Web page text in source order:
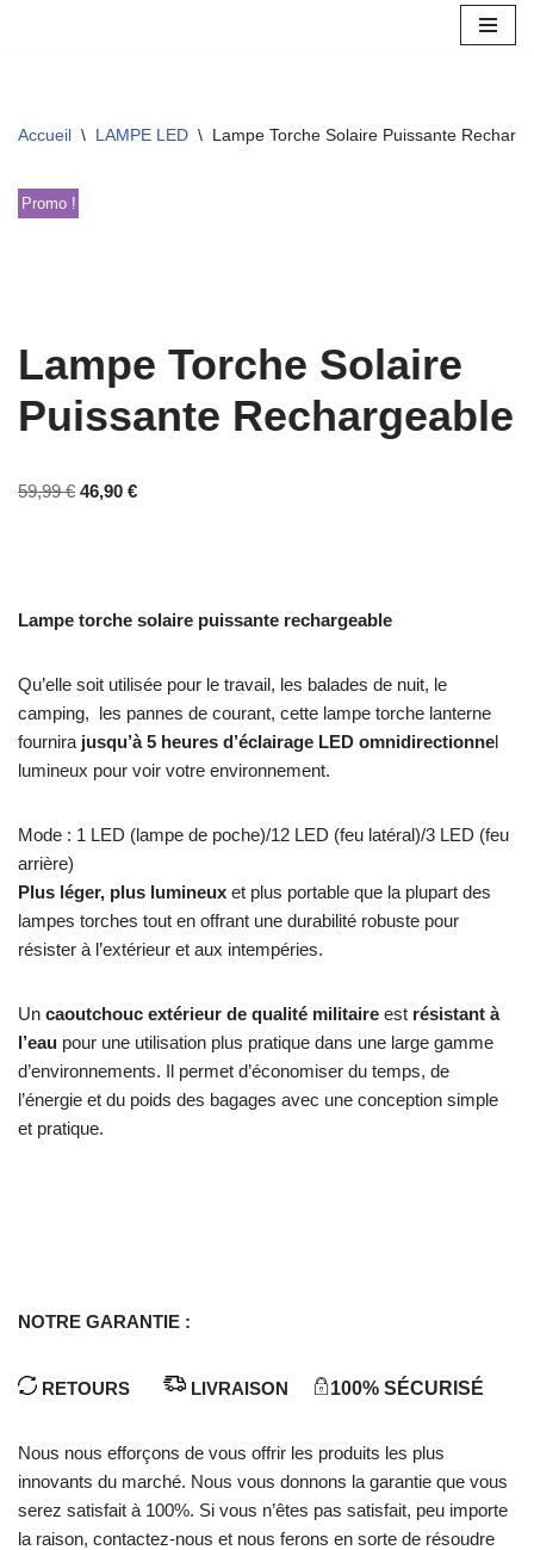
Accueil \ LAMPE LED \ Lampe Torche Solaire Puissante
Promo !
Lampe Torche Solaire
Puissante Rechargeable
59,99€ 46,90 €
Lampe torche solaire puissante rechargeable
Qu’elle soit utilisée pour le travail, les balades de nuit, le
camping, les pannes de courant, cette lampe torche lanterne
fournira jusqu’à 5 heures d’éclairage LED omnidirectionnel
lumineux pour voir votre environnement.
Mode : 1 LED (lampe de poche)/12 LED (feu latéral)/3 LED (feu
arrière)
Plus léger, plus lumineux et plus portable que la plupart des
lampes torches tout en offrant une durabilité robuste pour
résister à l’extérieur et aux intempéries.
Un caoutchouc extérieur de qualité militaire est résistant à
l’eau pour une utilisation plus pratique dans une large gamme
d’environnements. Il permet d’économiser du temps, de
l’énergie et du poids des bagages avec une conception simple
et pratique.
NOTRE GARANTIE :
RETOURS LIVRAISON 100% SÉCURISÉ
Nous nous efforçons de vous offrir les produits les plus
innovants du marché. Nous vous donnons la garantie que vous
serez satisfait à 100%. Si vous n’êtes pas satisfait, peu importe
la raison, contactez-nous et nous ferons en sorte de résoudre